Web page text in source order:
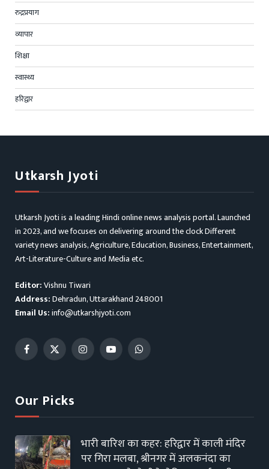
रुद्रप्रयाग
व्यापार
शिक्षा
स्वास्थ्य
हरिद्वार
Utkarsh Jyoti
Utkarsh Jyoti is a leading Hindi online news analysis portal. Launched
in 2023, and we focuses on delivering around the clock Different
variety news analysis, Agriculture, Education, Business, Entertainment,
Art-Literature-Culture and Media etc.
Editor:Vishnu Tiwari
Address:Dehradun, Uttarakhand 248001
Email Us:info@utkarshjyoti.com
Facebook
X
InstagramYouTubeWhatsApp
Our Picks
भारी बारिश का कहर: हरिद्वार में काली मंदिर
पर गिरा मलबा, श्रीनगर में अलकनंदा का